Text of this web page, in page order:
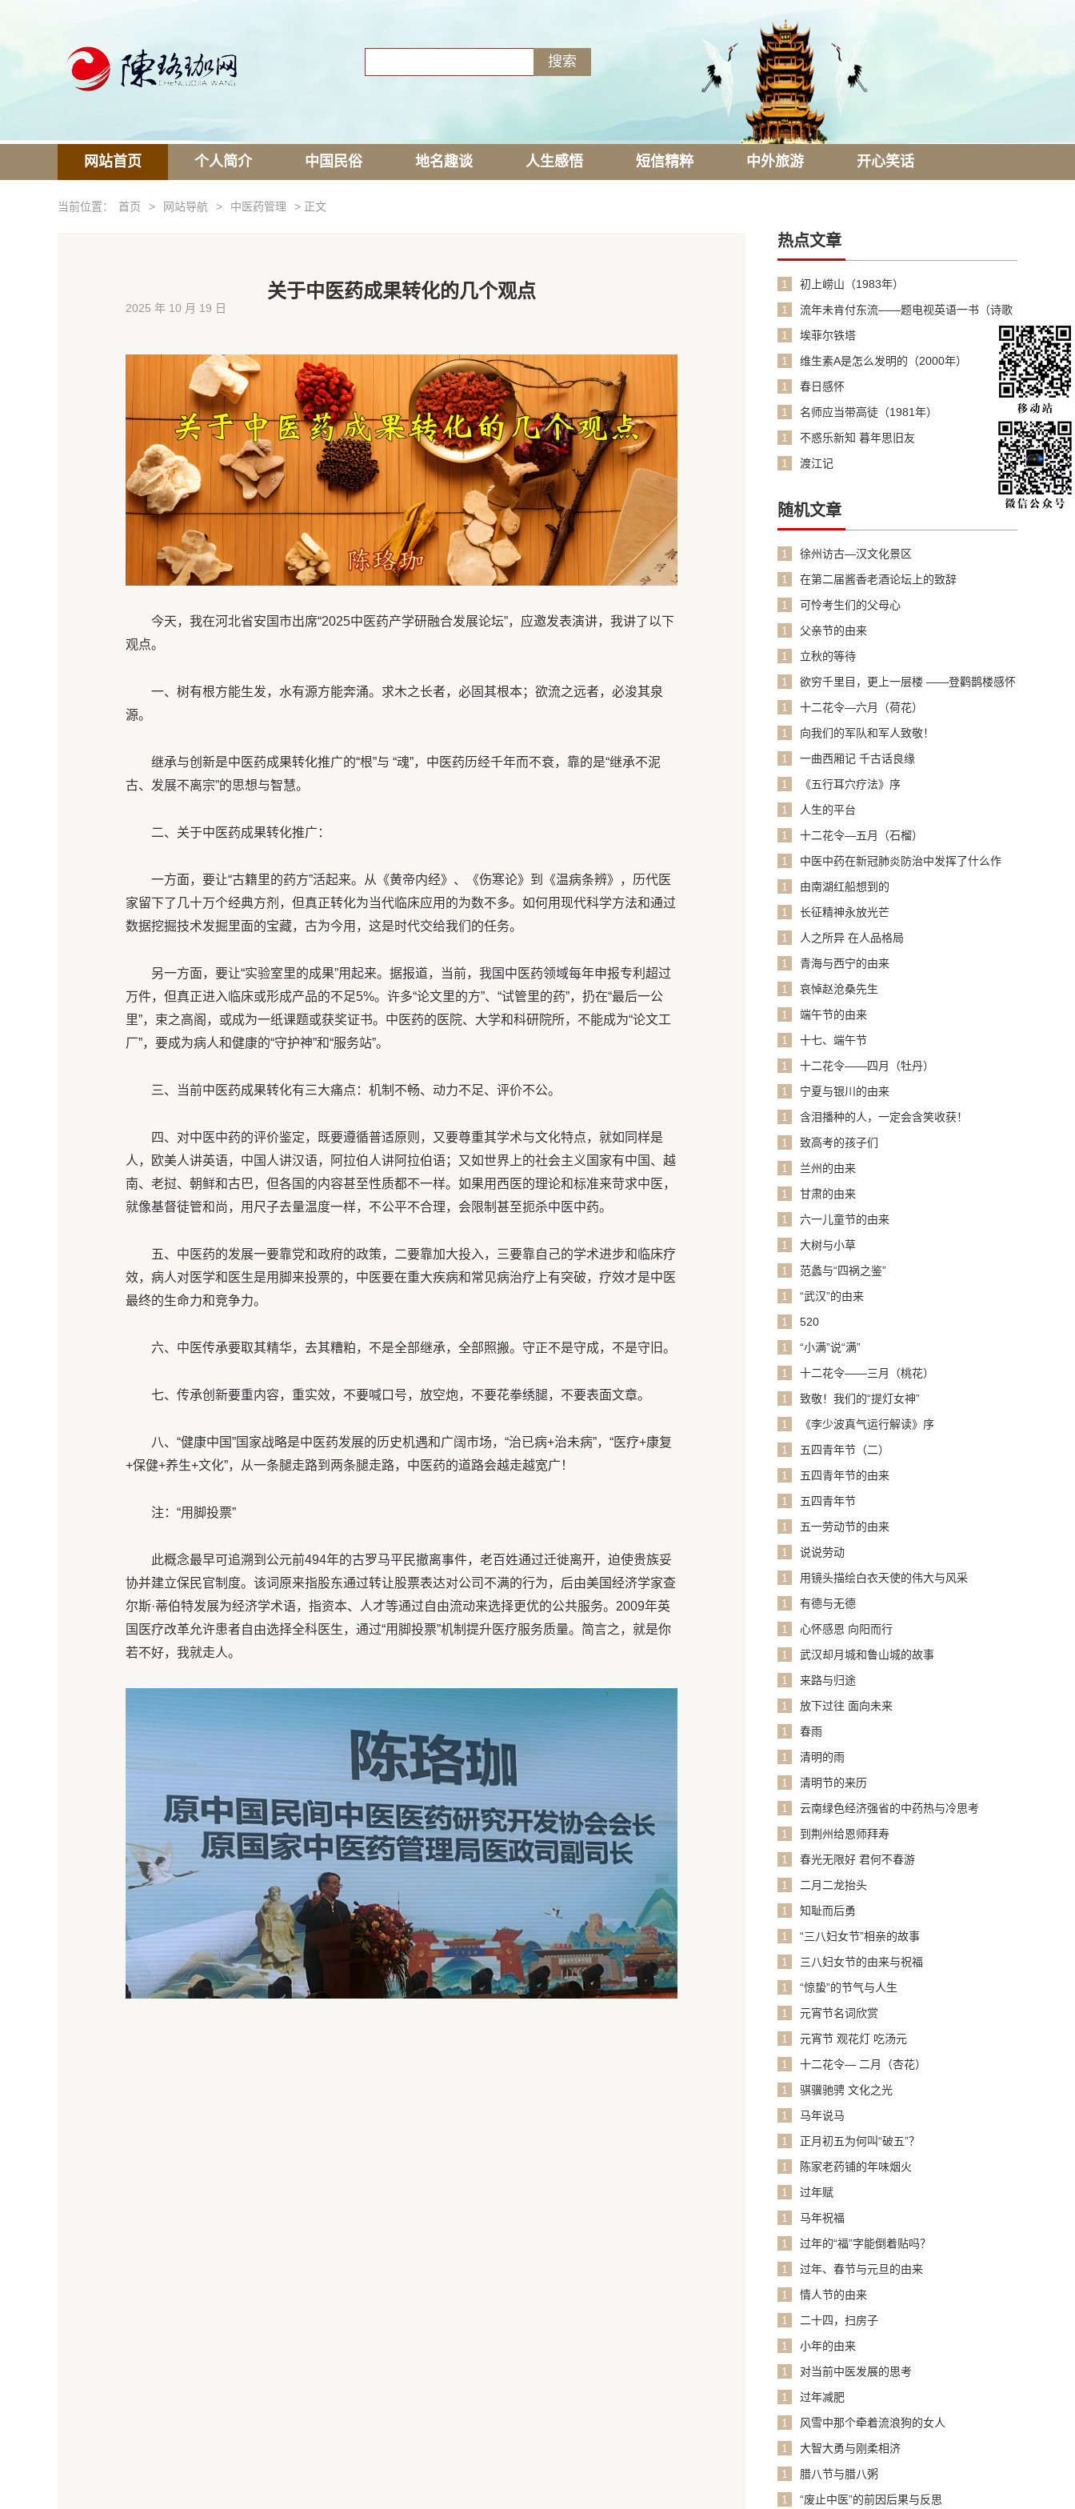
网站首页 个人简介 中国民俗 地名趣谈 人生感悟 短信精粹 中外旅游 开心笑话
当前位置： 首页 > 网站导航 > 中医药管理 > 正文
关于中医药成果转化的几个观点
2025 年 10 月 19 日
今天，我在河北省安国市出席“2025中医药产学研融合发展论坛”，应邀发表演讲，我讲了以下
观点。
一、树有根方能生发，水有源方能奔涌。求木之长者，必固其根本；欲流之远者，必浚其泉
源。
继承与创新是中医药成果转化推广的“根”与 “魂”，中医药历经千年而不衰，靠的是“继承不泥
古、发展不离宗”的思想与智慧。
二、关于中医药成果转化推广：
一方面，要让“古籍里的药方”活起来。从《黄帝内经》、《伤寒论》到《温病条辨》，历代医
家留下了几十万个经典方剂，但真正转化为当代临床应用的为数不多。如何用现代科学方法和通过
数据挖掘技术发掘里面的宝藏，古为今用，这是时代交给我们的任务。
另一方面，要让“实验室里的成果”用起来。据报道，当前，我国中医药领域每年申报专利超过
万件，但真正进入临床或形成产品的不足5%。许多“论文里的方”、“试管里的药”，扔在“最后一公
里”，束之高阁，或成为一纸课题或获奖证书。中医药的医院、大学和科研院所，不能成为“论文工
厂”，要成为病人和健康的“守护神”和“服务站”。
三、当前中医药成果转化有三大痛点：机制不畅、动力不足、评价不公。
四、对中医中药的评价鉴定，既要遵循普适原则，又要尊重其学术与文化特点，就如同样是
人，欧美人讲英语，中国人讲汉语，阿拉伯人讲阿拉伯语；又如世界上的社会主义国家有中国、越
南、老挝、朝鲜和古巴，但各国的内容甚至性质都不一样。如果用西医的理论和标准来苛求中医，
就像基督徒管和尚，用尺子去量温度一样，不公平不合理，会限制甚至扼杀中医中药。
五、中医药的发展一要靠党和政府的政策，二要靠加大投入，三要靠自己的学术进步和临床疗
效，病人对医学和医生是用脚来投票的，中医要在重大疾病和常见病治疗上有突破，疗效才是中医
最终的生命力和竞争力。
六、中医传承要取其精华，去其糟粕，不是全部继承，全部照搬。守正不是守成，不是守旧。
七、传承创新要重内容，重实效，不要喊口号，放空炮，不要花拳绣腿，不要表面文章。
八、“健康中国”国家战略是中医药发展的历史机遇和广阔市场，“治已病+治未病”，“医疗+康复
+保健+养生+文化”，从一条腿走路到两条腿走路，中医药的道路会越走越宽广！
注：“用脚投票”
此概念最早可追溯到公元前494年的古罗马平民撤离事件，老百姓通过迁徙离开，迫使贵族妥
协并建立保民官制度。该词原来指股东通过转让股票表达对公司不满的行为，后由美国经济学家查
尔斯·蒂伯特发展为经济学术语，指资本、人才等通过自由流动来选择更优的公共服务。2009年英
国医疗改革允许患者自由选择全科医生，通过“用脚投票”机制提升医疗服务质量。简言之，就是你
若不好，我就走人。
热点文章
1
初上崂山（1983年）
1
流年未肯付东流——题电视英语一书（诗歌
1
埃菲尔铁塔
1
维生素A是怎么发明的（2000年）
1
春日感怀
1
名师应当带高徒（1981年）
1
不惑乐新知 暮年思旧友
1
渡江记
随机文章
1
徐州访古—汉文化景区
1
在第二届酱香老酒论坛上的致辞
1
可怜考生们的父母心
1
父亲节的由来
1
立秋的等待
1
欲穷千里目，更上一层楼 ——登鹳鹊楼感怀
1
十二花令—六月（荷花）
1
向我们的军队和军人致敬！
1
一曲西厢记 千古话良缘
1
《五行耳穴疗法》序
1
人生的平台
1
十二花令—五月（石榴）
1
中医中药在新冠肺炎防治中发挥了什么作
1
由南湖红船想到的
1
长征精神永放光芒
1
人之所异 在人品格局
1
青海与西宁的由来
1
哀悼赵沧桑先生
1
端午节的由来
1
十七、端午节
1
十二花令——四月（牡丹）
1
宁夏与银川的由来
1
含泪播种的人，一定会含笑收获！
1
致高考的孩子们
1
兰州的由来
1
甘肃的由来
1
六一儿童节的由来
1
大树与小草
1
范蠡与“四祸之鉴”
1
“武汉”的由来
1
520
1
“小满”说“满”
1
十二花令——三月（桃花）
1
致敬！我们的“提灯女神”
1
《李少波真气运行解读》序
1
五四青年节（二）
1
五四青年节的由来
1
五四青年节
1
五一劳动节的由来
1
说说劳动
1
用镜头描绘白衣天使的伟大与风采
1
有德与无德
1
心怀感恩 向阳而行
1
武汉却月城和鲁山城的故事
1
来路与归途
1
放下过往 面向未来
1
春雨
1
清明的雨
1
清明节的来历
1
云南绿色经济强省的中药热与冷思考
1
到荆州给恩师拜寿
1
春光无限好 君何不春游
1
二月二龙抬头
1
知耻而后勇
1
“三八妇女节”相亲的故事
1
三八妇女节的由来与祝福
1
“惊蛰”的节气与人生
1
元宵节名词欣赏
1
元宵节 观花灯 吃汤元
1
十二花令— 二月（杏花）
1
骐骥驰骋 文化之光
1
马年说马
1
正月初五为何叫“破五”？
1
陈家老药铺的年味烟火
1
过年赋
1
马年祝福
1
过年的“福”字能倒着贴吗？
1
过年、春节与元旦的由来
1
情人节的由来
1
二十四，扫房子
1
小年的由来
1
对当前中医发展的思考
1
过年减肥
1
风雪中那个牵着流浪狗的女人
1
大智大勇与刚柔相济
1
腊八节与腊八粥
1
“废止中医”的前因后果与反思